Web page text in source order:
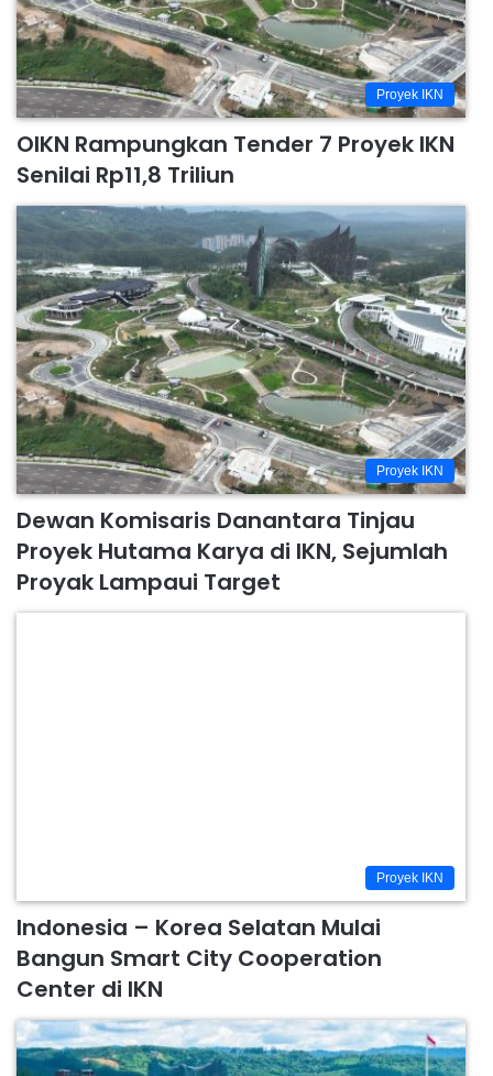
Proyek IKN
OIKN Rampungkan Tender 7 Proyek IKN
Senilai Rp11,8 Triliun
Proyek IKN
Dewan Komisaris Danantara Tinjau
Proyek Hutama Karya di IKN, Sejumlah
Proyak Lampaui Target
Proyek IKN
Indonesia – Korea Selatan Mulai
Bangun Smart City Cooperation
Center di IKN